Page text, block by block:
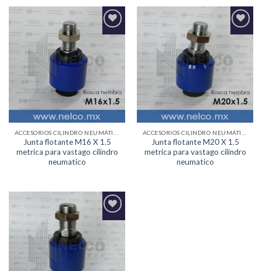
Agregar
Lista de
deseos
Junta flotante M16 X 1.5
metrica para vastago cilindro
neumatico
Agregar
deseos
Junta flotante M20 X 1.5
metrica para vastago cilindro
neumatico
Agregar
Lista de
deseos